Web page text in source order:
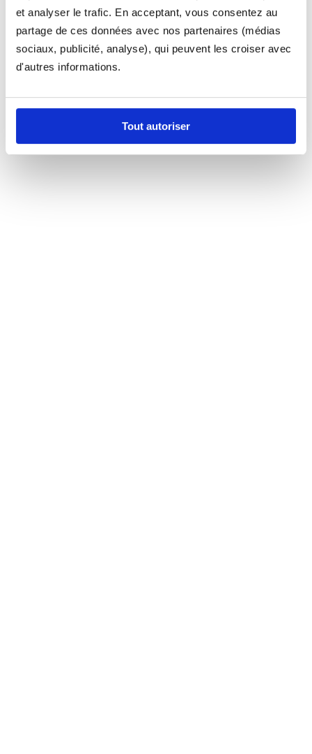
et analyser le trafic. En acceptant, vous consentez au
partage de ces données avec nos partenaires (médias
sociaux, publicité, analyse), qui peuvent les croiser avec
d'autres informations.
Tout autoriser